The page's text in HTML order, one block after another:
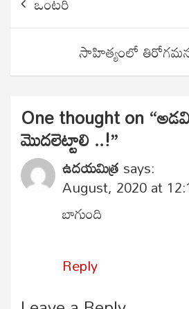
navigation
సాహిత్యంలో
One thought on “
మొదలెట్టాలి ..!”
ఉదయమిత్ర says:
August, 2020 at
బాగుంది
Reply